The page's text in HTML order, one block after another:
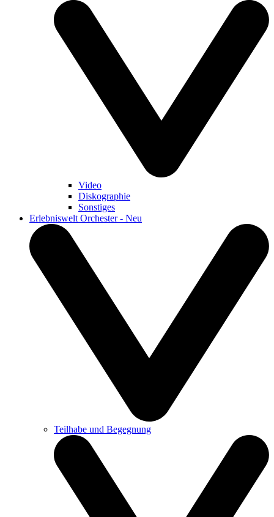
Video
Diskographie
Sonstiges
Erlebniswelt Orchester - Neu
Teilhabe und Begegnung